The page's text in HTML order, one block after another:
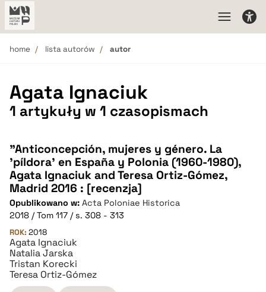
home lista autorów autor
Agata Ignaciuk
1 artykuły w 1 czasopismach
"Anticoncepción, mujeres y género. La
'píldora' en España y Polonia (1960-1980),
Agata Ignaciuk and Teresa Ortiz-Gómez,
Madrid 2016 : [recenzja]
Opublikowano w: Acta Poloniae Historica
2018 / Tom 117 / s. 308 - 313
ROK: 2018
Agata Ignaciuk
Natalia Jarska
Tristan Korecki
Teresa Ortiz-Gómez